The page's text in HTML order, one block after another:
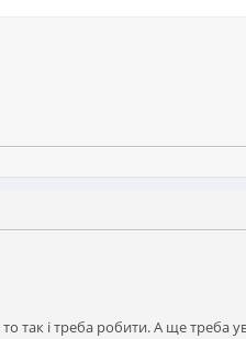
так і треба робити. А ще треба